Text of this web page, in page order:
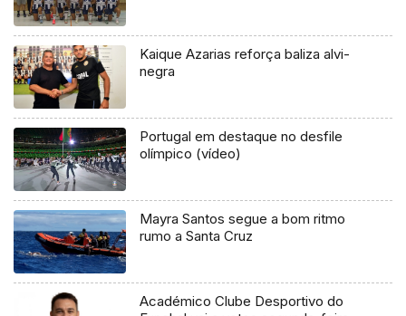
Kaique Azarias reforça baliza alvi-
negra
Portugal em destaque no desfile
olímpico (vídeo)
Mayra Santos segue a bom ritmo
rumo a Santa Cruz
Académico Clube Desportivo do